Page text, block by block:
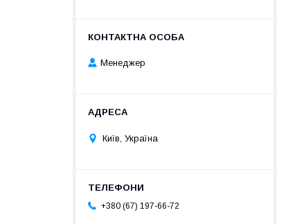
Менеджер
Київ, Україна
+380 (67) 197-66-72